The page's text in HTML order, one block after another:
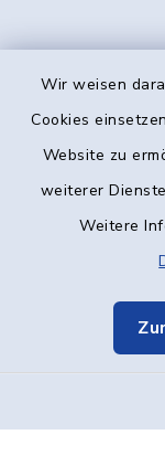
Wir weisen
Cookies
Website zu
weiterer
Weitere